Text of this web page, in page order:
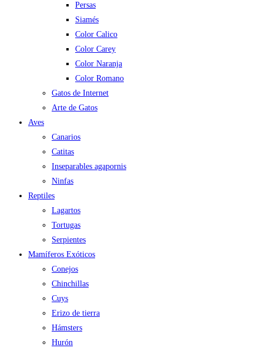
Persas
Siamés
Color Calico
Color Carey
Color Naranja
Color Romano
Gatos de Internet
Arte de Gatos
Aves
Canarios
Catitas
Inseparables agapornis
Ninfas
Reptiles
Lagartos
Tortugas
Serpientes
Mamíferos Exóticos
Conejos
Chinchillas
Cuys
Erizo de tierra
Hámsters
Hurón